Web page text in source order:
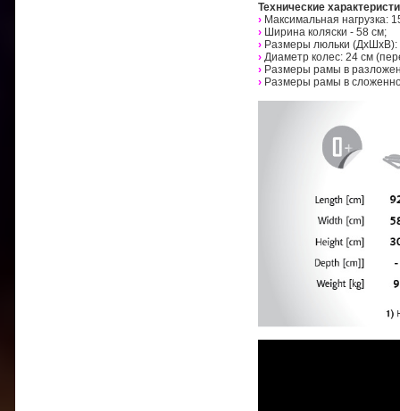
Технические
› Максимальная нагрузка:
› Ширина коляски - 58 см;
› Размеры люльки (ДхШхВ):
› Диаметр колес: 24 см
› Размеры рамы в
› Размеры рамы в